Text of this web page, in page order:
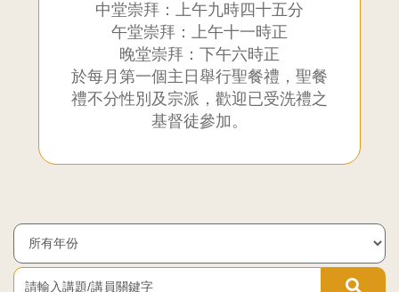
會
九
中堂崇拜：上午九時四十五分
午堂崇拜：上午十一時正
晚堂崇拜：下午六時正
於每月第一個主日舉行聖餐禮，聖餐
禮不分性別及宗派，歡迎已受洗禮之
基督徒參加。
Year
題/
講